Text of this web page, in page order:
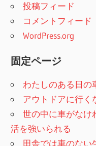
投稿フィード
コメントフィード
WordPress.org
固定ページ
わたしのある日の
アウトドアに行く
世の中に車がなけ
活を強いられる
田舎では車のない